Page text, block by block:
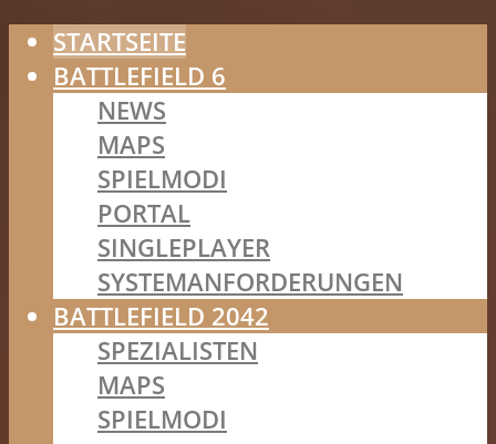
STARTSEITE
BATTLEFIELD 6
NEWS
MAPS
SPIELMODI
PORTAL
SINGLEPLAYER
SYSTEMANFORDERUNGEN
BATTLEFIELD 2042
SPEZIALISTEN
MAPS
SPIELMODI